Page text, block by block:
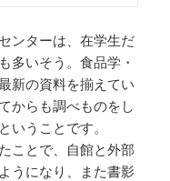
ンターは、在学生だ
多いそう。食品学・
新の資料を揃えてい
からも調べものをし
いうことです。
ことで、自館と外部
うになり、また書影